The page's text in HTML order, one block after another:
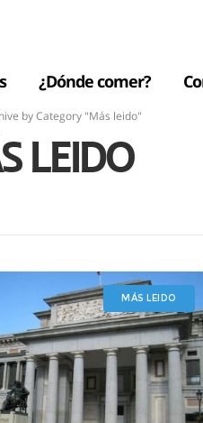
¿Dónde comer?
by Category "Más leido"
LEIDO
MÁS LEIDO